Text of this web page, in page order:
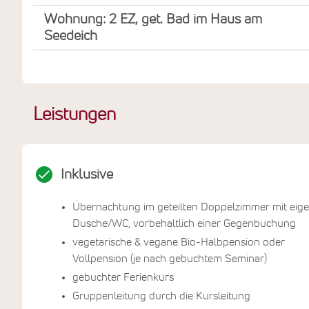
Wohnung: 2 EZ, get. Bad im Haus am
Seedeich
Leistungen
Inklusive
Übernachtung im geteilten Doppelzimmer mit
Dusche/WC, vorbehaltlich einer Gegenbuchung
vegetarische & vegane Bio-Halbpension oder
Vollpension (je nach gebuchtem Seminar)
gebuchter Ferienkurs
Gruppenleitung durch die Kursleitung